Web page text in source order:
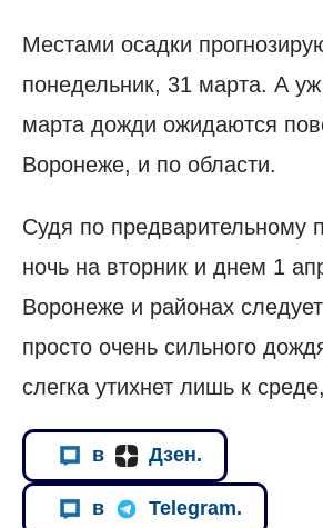
Местами осадки
понедельник, 31 марта. А
марта дожди ожидаются
Воронеже, и по области.
Судя по предварительному
ночь на вторник и днем 1
Воронеже и районах
просто очень сильного
слегка утихнет лишь к
в Дзен.
в Telegram.